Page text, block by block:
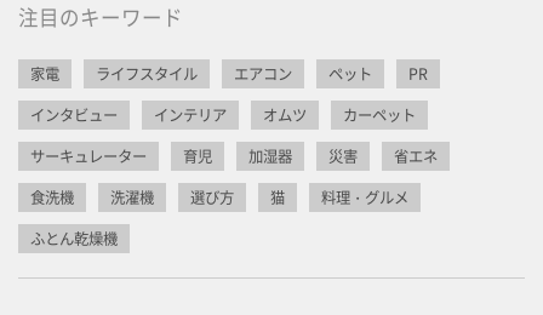
注目のキーワード
家電 ライフスタイル エアコン ペット
PR
インタビュー
インテリア オムツ
カーペット
サーキュレーター
育児 加湿器 災害
省エネ
食洗機
洗濯機 選び方 猫
料理・グルメ
ふとん乾燥機